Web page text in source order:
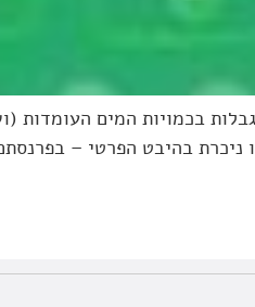
בכמויות המים העומדות
בהיבט הפרטי –